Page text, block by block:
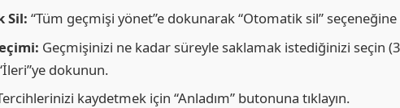
Sil: “Tüm geçmişi yönet”e dokunarak “Otomatik sil” seçeneğine
Geçmişinizi ne kadar süreyle saklamak istediğinizi seçin (3
dokunun.
kaydetmek için “Anladım” butonuna tıklayın.